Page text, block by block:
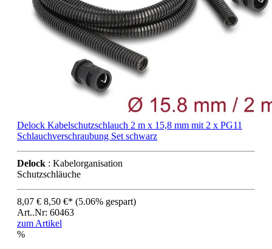
Delock Kabelschutzschlauch 2 m x 15,8 mm mit 2 x PG11
Schlauchverschraubung Set schwarz
Delock : Kabelorganisation
Schutzschläuche
8,07 € 8,50 €* (5.06% gespart)
Art..Nr: 60463
zum Artikel
%